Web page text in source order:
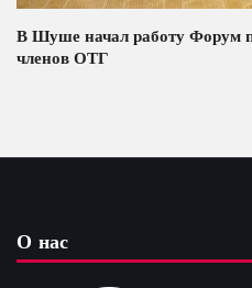
В Шуше начал работу Форум
членов ОТГ
О нас